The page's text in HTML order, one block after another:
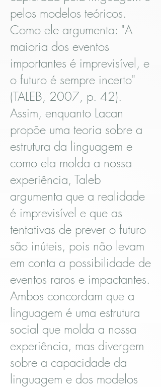
pelos modelos teóricos.
Como ele argumenta: "A
maioria dos eventos
importantes é imprevisível, e
o futuro é sempre incerto"
(TALEB, 2007, p. 42).
Assim, enquanto Lacan
propõe uma teoria sobre a
estrutura da linguagem e
como ela molda a nossa
experiência, Taleb
argumenta que a realidade
é imprevisível e que as
tentativas de prever o futuro
são inúteis, pois não levam
em conta a possibilidade de
eventos raros e impactantes.
Ambos concordam que a
linguagem é uma estrutura
social que molda a nossa
experiência, mas divergem
sobre a capacidade da
linguagem e dos modelos